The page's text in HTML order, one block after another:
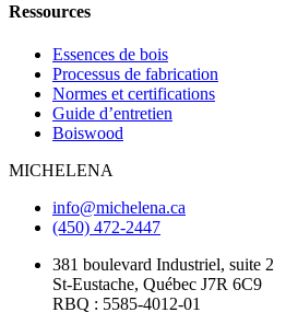
Ressources
Essences de bois
Processus de fabrication
Normes et certifications
Guide d’entretien
Boiswood
MICHELENA
info@michelena.ca
(450) 472-2447
381 boulevard Industriel, suite 2
St-Eustache, Québec J7R 6C9
RBQ : 5585-4012-01